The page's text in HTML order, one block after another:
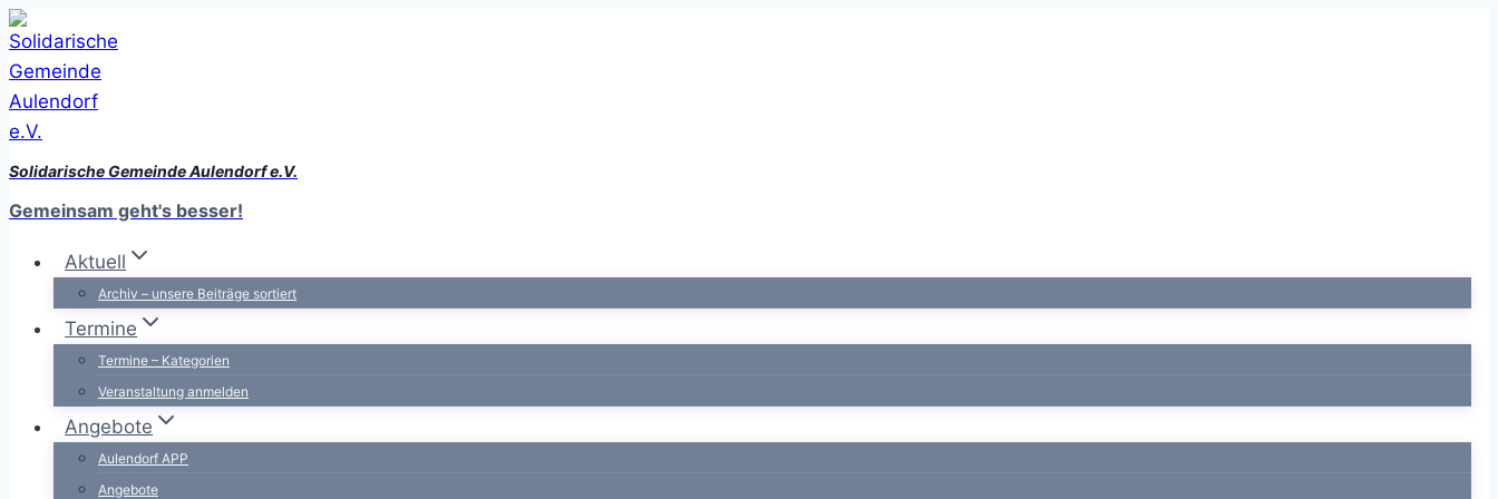
Zum
Inhalt
springen
Solidarische Gemeinde Aulendorf e.V.
Gemeinsam geht's besser!
Aktuell
Archiv – unsere Beiträge sortiert
Termine
Termine – Kategorien
Veranstaltung anmelden
Angebote
Aulendorf APP
Angebote